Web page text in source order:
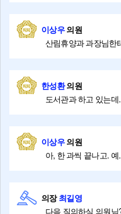
이상우의원
산림휴양과 과장님한
한성환의원
도서관과 하고 있는데.
이상우의원
아, 한 과씩 끝나고. 예.
의장최길영
다음 질의하실 의원님